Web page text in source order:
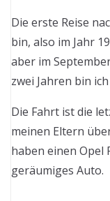
Die erste Reise
bin, also im Jahr
aber im
zwei Jahren bin
Die Fahrt ist die
meinen Eltern
haben einen Opel
geräumiges Auto.